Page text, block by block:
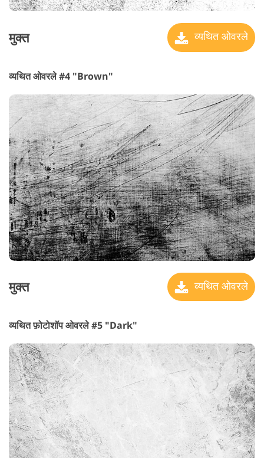
मुक्त व्यथित ओवरले
व्यथित ओवरले #4 "Brown"
मुक्त व्यथित ओवरले
व्यथित फ़ोटोशॉप ओवरले #5 "Dark"